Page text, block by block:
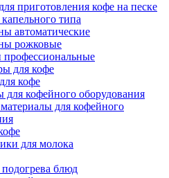
приготовления кофе на песке
типа
автоматические
рожковые
для кофе
кофе
для кофейного оборудования
для кофейного
для молока
блюд